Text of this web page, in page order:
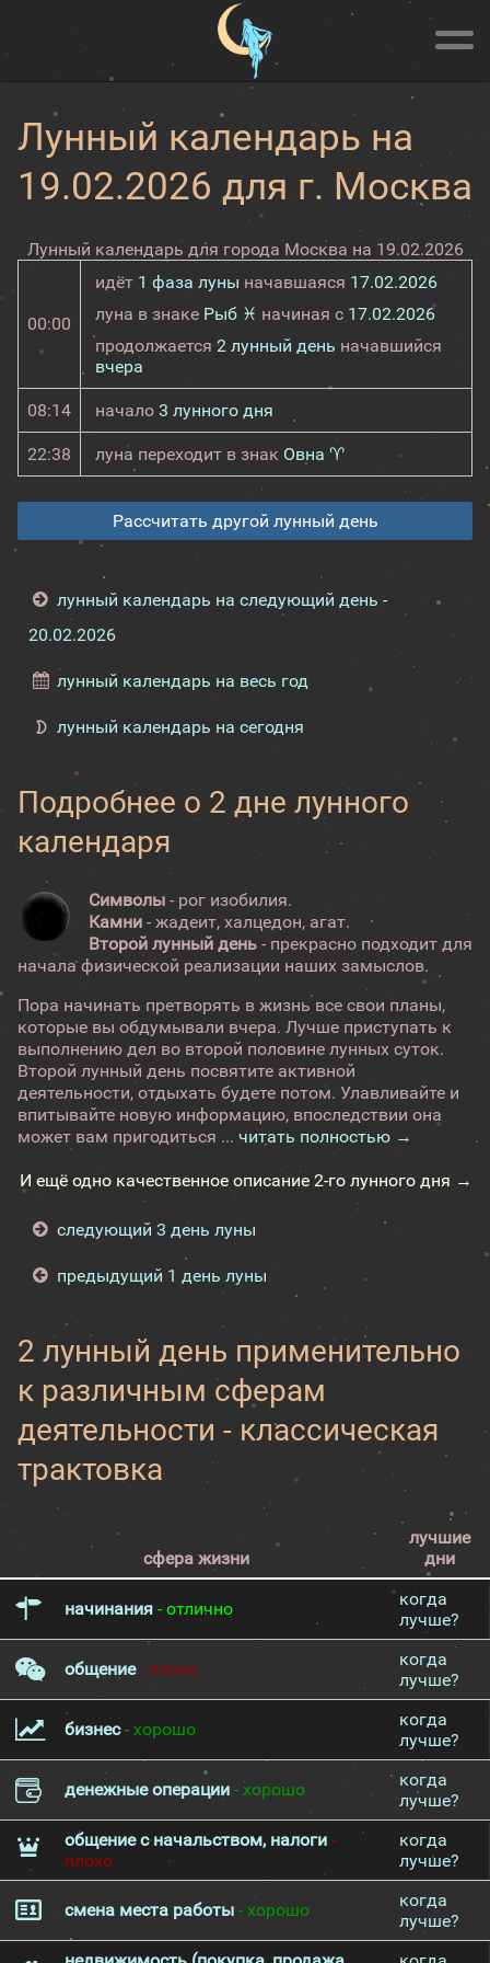
Лунный календарь на
19.02.2026 для г. Москва
Лунный календарь для города Москва на 19.02.2026
00:00
идёт 1 фаза луны начавшаяся 17.02.2026
луна в знаке Рыб ♓ начиная с 17.02.2026
продолжается 2 лунный день начавшийся
вчера
08:14 начало 3 лунного дня
22:38 луна переходит в знак Овна ♈
Рассчитать другой лунный день
лунный календарь на следующий день -
20.02.2026
лунный календарь на весь год
лунный календарь на сегодня
Подробнее о 2 дне лунного
календаря
Символы - рог изобилия.
Камни - жадеит, халцедон, агат.
Второй лунный день - прекрасно подходит для
начала физической реализации наших замыслов.
Пора начинать претворять в жизнь все свои планы,
которые вы обдумывали вчера. Лучше приступать к
выполнению дел во второй половине лунных суток.
Второй лунный день посвятите активной
деятельности, отдыхать будете потом. Улавливайте и
впитывайте новую информацию, впоследствии она
может вам пригодиться ... читать полностью →
И ещё одно качественное описание 2-го лунного дня →
следующий 3 день луны
предыдущий 1 день луны
2 лунный день применительно
к различным сферам
деятельности - классическая
трактовка
сфера жизни
лучшие
дни
начинания - отлично
когда
лучше?
общение- плохо
когда
лучше?
бизнес- хорошо
когда
лучше?
денежные операции - хорошо
когда
лучше?
общение с начальством, налоги -
плохо
когда
лучше?
смена места работы - хорошо
когда
лучше?